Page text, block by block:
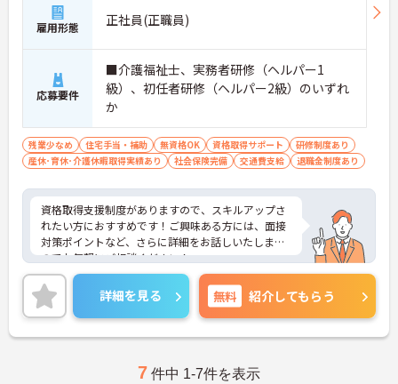
雇用形態 正社員(正職員)
応募要件
■介護福祉士、実務者研修（ヘルパー1
級）、初任者研修（ヘルパー2級）のいずれ
か
残業少なめ 住宅手当・補助 無資格OK 資格取得サポート
研修制度あり
産休･育休･介護休暇取得実績あり
社会保険完備 交通費支給 退職金制度あり
資格取得支援制度がありますので、スキルアップさ
れたい方におすすめです！ご興味ある方には、面接
対策ポイントなど、さらに詳細をお話しいたします
のでお気軽にご相談ください！
詳細を見る 無料 紹介してもらう
7 件中 1-7件を表示